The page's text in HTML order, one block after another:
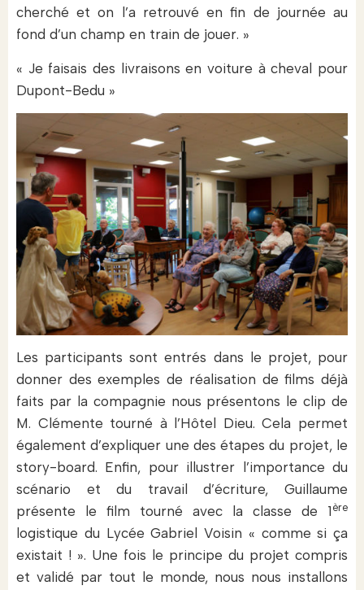
cherché et on l’a retrouvé en fin de journée au
fond d’un champ en train de jouer. »
« Je faisais des livraisons en voiture à cheval pour
Dupont-Bedu »
Les participants sont entrés dans le projet, pour
donner des exemples de réalisation de films déjà
faits par la compagnie nous présentons le clip de
M. Clémente tourné à l’Hôtel Dieu. Cela permet
également d’expliquer une des étapes du projet, le
story-board. Enfin, pour illustrer l’importance du
scénario et du travail d’écriture, Guillaume
présente le film tourné avec la classe de 1 ère
logistique du Lycée Gabriel Voisin « comme si ça
existait ! ». Une fois le principe du projet compris
et validé par tout le monde, nous nous installons